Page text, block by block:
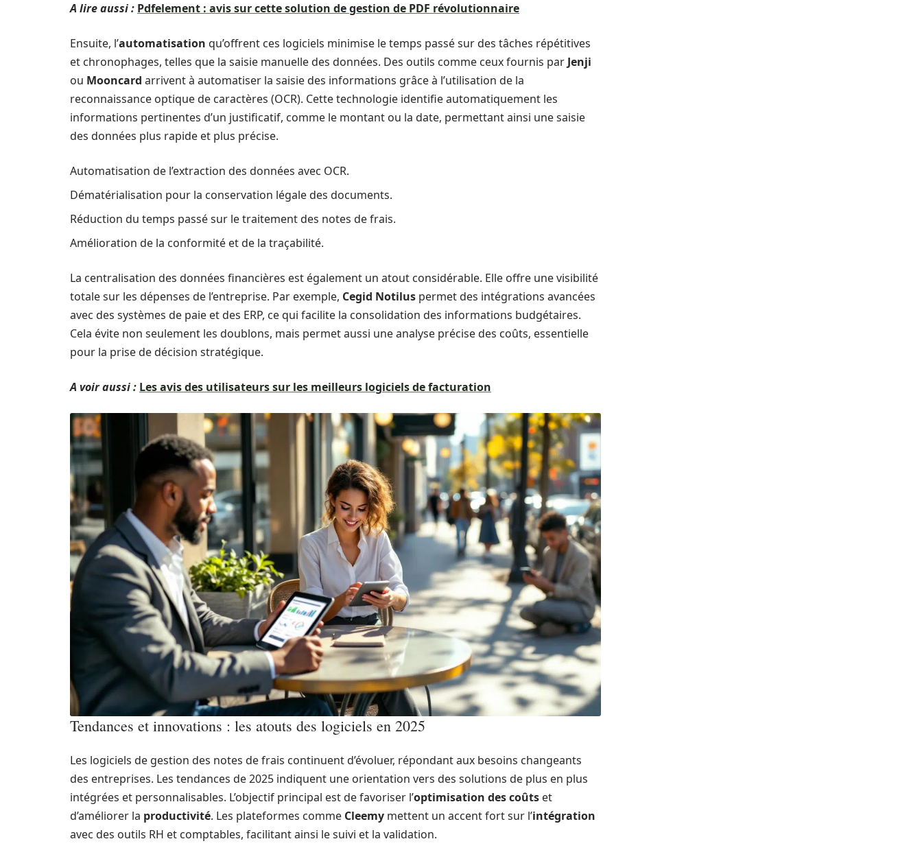
A lire aussi : Pdfelement : avis sur cette solution de gestion de PDF révolutionnaire
Ensuite, l’automatisation qu’offrent ces logiciels minimise le temps passé sur des tâches répétitives
et chronophages, telles que la saisie manuelle des données. Des outils comme ceux fournis par Jenji
ou Mooncard arrivent à automatiser la saisie des informations grâce à l’utilisation de la
reconnaissance optique de caractères (OCR). Cette technologie identifie automatiquement les
informations pertinentes d’un justificatif, comme le montant ou la date, permettant ainsi une saisie
des données plus rapide et plus précise.
Automatisation de l’extraction des données avec OCR.
Dématérialisation pour la conservation légale des documents.
Réduction du temps passé sur le traitement des notes de frais.
Amélioration de la conformité et de la traçabilité.
La centralisation des données financières est également un atout considérable. Elle offre une visibilité
totale sur les dépenses de l’entreprise. Par exemple, Cegid Notilus permet des intégrations avancées
avec des systèmes de paie et des ERP, ce qui facilite la consolidation des informations budgétaires.
Cela évite non seulement les doublons, mais permet aussi une analyse précise des coûts, essentielle
pour la prise de décision stratégique.
A voir aussi : Les avis des utilisateurs sur les meilleurs logiciels de facturation
Tendances et innovations : les atouts des logiciels en 2025
Les logiciels de gestion des notes de frais continuent d’évoluer, répondant aux besoins changeants
des entreprises. Les tendances de 2025 indiquent une orientation vers des solutions de plus en plus
intégrées et personnalisables. L’objectif principal est de favoriser l’optimisation des coûts et
d’améliorer la productivité. Les plateformes comme Cleemy mettent un accent fort sur l’intégration
avec des outils RH et comptables, facilitant ainsi le suivi et la validation.